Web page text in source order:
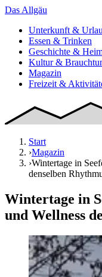
Das Allgäu
Unterkunft &
Essen & Trinken
Geschichte &
Kultur &
Magazin
Freizeit &
Start
›Magazin
›Wintertage in
denselben
Wintertage in
und Wellness